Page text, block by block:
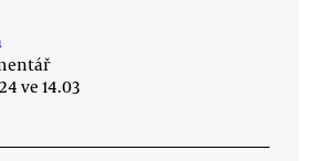
ve 14.03